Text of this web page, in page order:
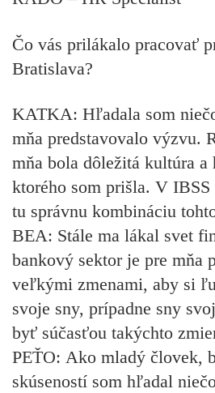
Čo vás prilákalo pracovať
Bratislava?
KATKA: Hľadala som
mňa predstavovalo výzvu.
mňa bola dôležitá kultúra
ktorého som prišla. V IBSS
tu správnu kombináciu
BEA: Stále ma lákal svet
bankový sektor je pre mňa
veľkými zmenami, aby si
svoje sny, prípadne sny
byť súčasťou takýchto
PEŤO: Ako mladý človek,
skúseností som hľadal